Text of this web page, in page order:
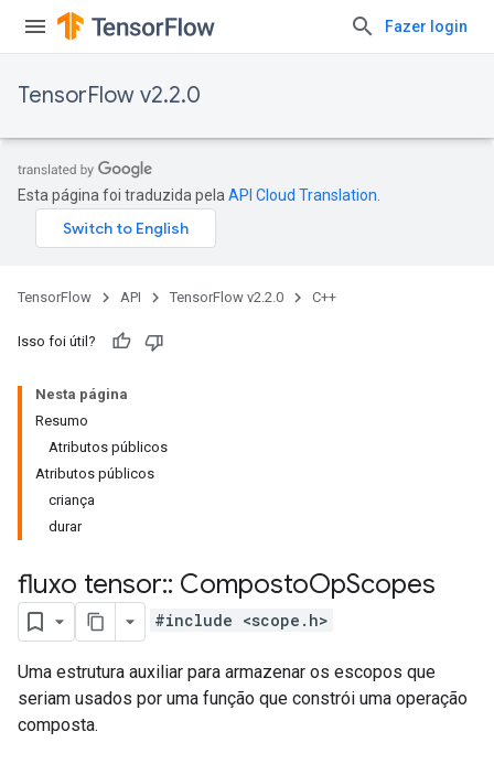
Fazer login
TensorFlow v2.2.0
Esta página foi traduzida pela API Cloud Translation
TensorFlow API TensorFlow v2.2.0 C++
Isso foi útil?
Nesta página
Resumo
Atributos públicos
Atributos públicos
criança
durar
fluxo tensor:: CompostoOpScopes
#include <scope.h>
Uma estrutura auxiliar para armazenar os escopos que
seriam usados ​​por uma função que constrói uma operação
composta.